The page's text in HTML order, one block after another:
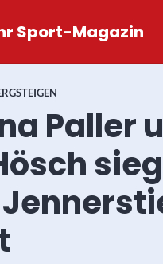
Sport-Magazin
Paller